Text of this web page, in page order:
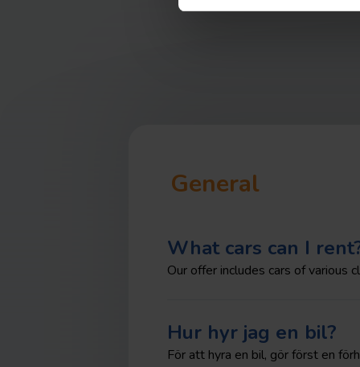
General
What cars can I
Our offer includes cars of various
Hur hyr jag en bil?
För att hyra en bil, gör först en